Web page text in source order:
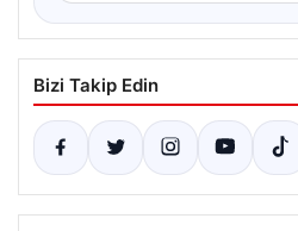
Bizi Takip Edin